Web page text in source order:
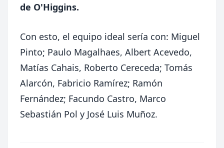
de O'Higgins.
Con esto, el equipo ideal sería con: Miguel
Pinto; Paulo Magalhaes, Albert Acevedo,
Matías Cahais, Roberto Cereceda; Tomás
Alarcón, Fabricio Ramírez; Ramón
Fernández; Facundo Castro, Marco
Sebastián Pol y José Luis Muñoz.